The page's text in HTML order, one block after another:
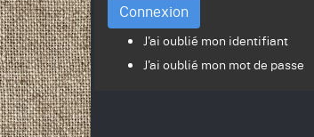
Connexion
J'ai oublié mon identifiant
J'ai oublié mon mot de passe